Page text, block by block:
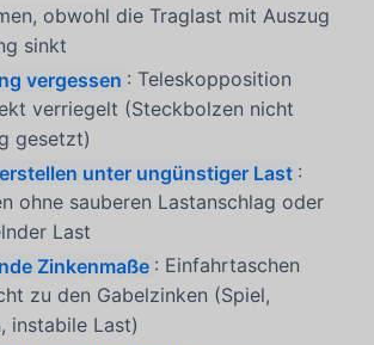
obwohl die Traglast mit Auszug
sinkt
vergessen : Teleskopposition
verriegelt (Steckbolzen nicht
gesetzt)
unter ungünstiger Last :
ohne sauberen Lastanschlag oder
Last
Zinkenmaße : Einfahrtaschen
zu den Gabelzinken (Spiel,
instabile Last)